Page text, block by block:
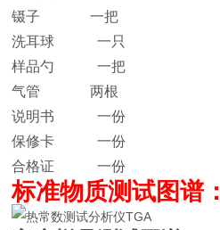
镊子 一把
洗耳球 一只
样品勺 一把
气管 两根
说明书 一份
保修卡 一份
合格证 一份
标准物质测试图谱：